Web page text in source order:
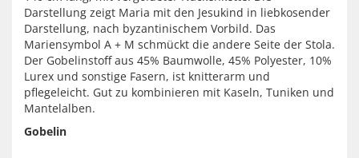
Darstellung zeigt Maria mit den Jesukind in liebkosender
Darstellung, nach byzantinischem Vorbild. Das
Mariensymbol A + M schmückt die andere Seite der Stola.
Der Gobelinstoff aus 45% Baumwolle, 45% Polyester, 10%
Lurex und sonstige Fasern, ist knitterarm und
pflegeleicht. Gut zu kombinieren mit Kaseln, Tuniken und
Mantelalben.
Gobelin